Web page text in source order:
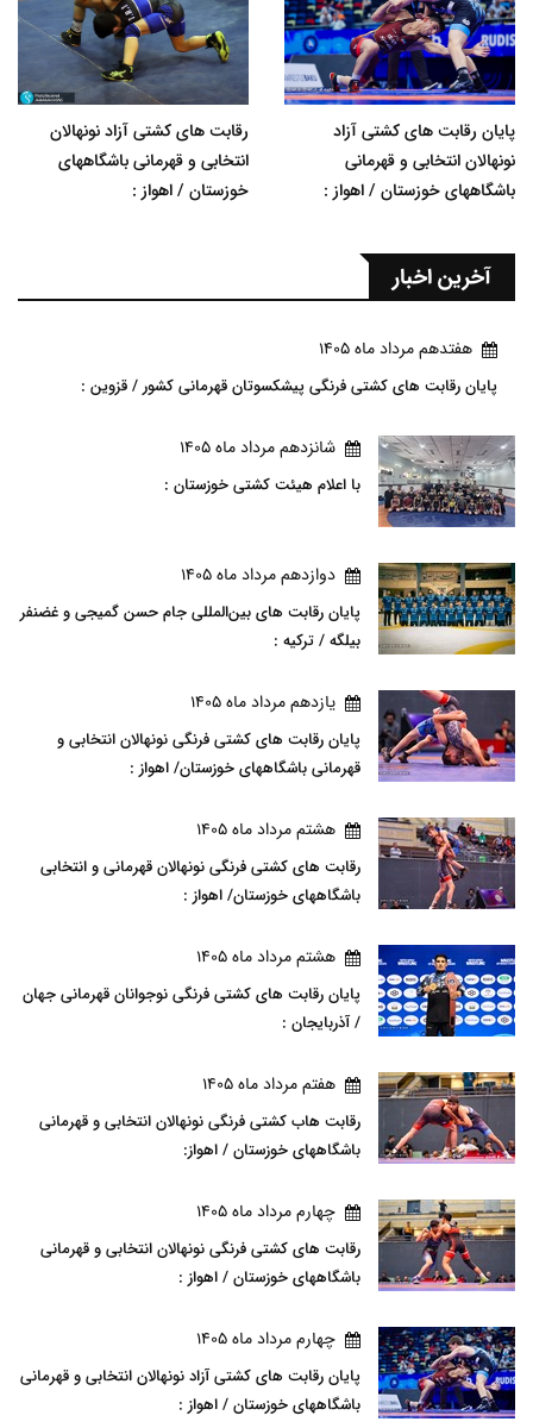
پایان رقابت های کشتی آزاد
نونهالان انتخابی و قهرمانی
باشگاههای خوزستان / اهواز :
رقابت های کشتی آزاد نونهالان
انتخابی و قهرمانی باشگاههای
خوزستان / اهواز :
آخرین اخبار
هفتدهم مرداد ماه 1405
پایان رقابت های کشتی فرنگی پیشکسوتان قهرمانی کشور / قزوین :
شانزدهم مرداد ماه 1405
با اعلام هیئت کشتی خوزستان :
دوازدهم مرداد ماه 1405
پایان رقابت های بین‌المللی جام حسن گمیجی و غضنفر
بیلگه / ترکیه :
يازدهم مرداد ماه 1405
پایان رقابت های کشتی فرنگی نونهالان انتخابی و
قهرمانی باشگاههای خوزستان/ اهواز :
هشتم مرداد ماه 1405
رقابت های کشتی فرنگی نونهالان قهرمانی و انتخابی
باشگاههای خوزستان/ اهواز :
هشتم مرداد ماه 1405
پایان رقابت های کشتی فرنگی نوجوانان قهرمانی جهان
/ آذربایجان :
هفتم مرداد ماه 1405
رقابت هاب کشتی فرنگی نونهالان انتخابی و قهرمانی
باشگاههای خوزستان / اهواز:
چهارم مرداد ماه 1405
رقابت های کشتی فرنگی نونهالان انتخابی و قهرمانی
باشگاههای خوزستان / اهواز :
چهارم مرداد ماه 1405
پایان رقابت های کشتی آزاد نونهالان انتخابی و قهرمانی
باشگاههای خوزستان / اهواز :